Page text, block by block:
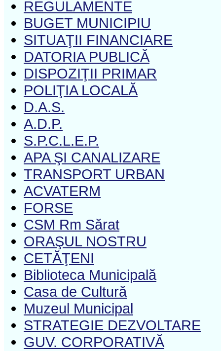
REGULAMENTE
BUGET MUNICIPIU
SITUAŢII FINANCIARE
DATORIA PUBLICĂ
DISPOZIŢII PRIMAR
POLIŢIA LOCALĂ
D.A.S.
A.D.P.
S.P.C.L.E.P.
APA ŞI CANALIZARE
TRANSPORT URBAN
ACVATERM
FORSE
CSM Rm Sărat
ORAŞUL NOSTRU
CETĂŢENI
Biblioteca Municipală
Casa de Cultură
Muzeul Municipal
STRATEGIE DEZVOLTARE
GUV. CORPORATIVĂ